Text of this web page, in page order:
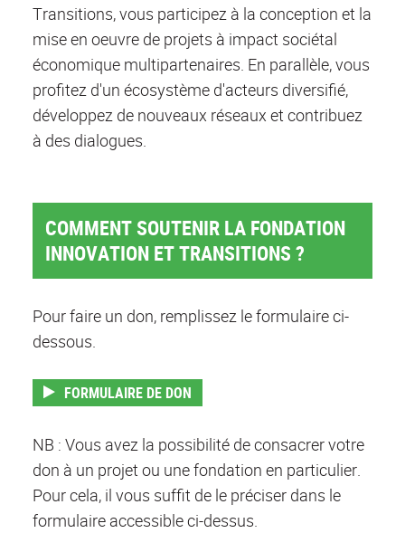
Transitions, vous participez à la conception et la
mise en oeuvre de projets à impact sociétal
économique multipartenaires. En parallèle, vous
profitez d'un écosystème d'acteurs diversifié,
développez de nouveaux réseaux et contribuez
à des dialogues.
COMMENT SOUTENIR LA FONDATION
INNOVATION ET TRANSITIONS ?
Pour faire un don, remplissez le formulaire ci-
dessous.
FORMULAIRE DE DON
NB : Vous avez la possibilité de consacrer votre
don à un projet ou une fondation en particulier.
Pour cela, il vous suffit de le préciser dans le
formulaire accessible ci-dessus.